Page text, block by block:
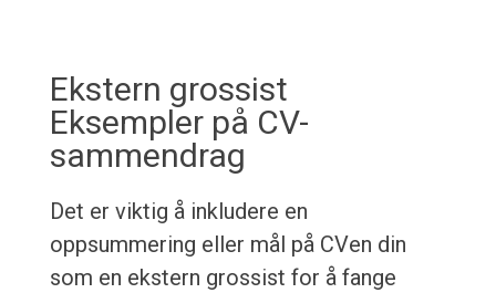
Ekstern grossist
Eksempler på CV-
sammendrag
Det er viktig å inkludere en
oppsummering eller mål på CVen din
som en ekstern grossist for å fange